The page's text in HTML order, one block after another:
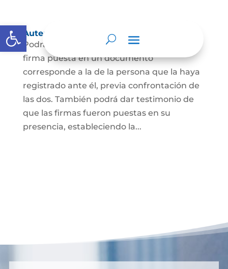
Abrir barra de herramientas
Autenticación de Firma
Podrá dar testimonio escrito de que la
firma puesta en un documento
corresponde a la de la persona que la haya
registrado ante él, previa confrontación de
las dos. También podrá dar testimonio de
que las firmas fueron puestas en su
presencia, estableciendo la...